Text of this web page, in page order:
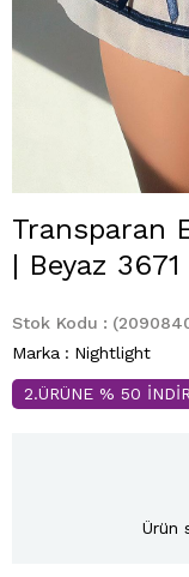
Transparan
| Beyaz 3671
Stok Kodu
Marka : Nightlight
2.ÜRÜNE % 50
Ürün